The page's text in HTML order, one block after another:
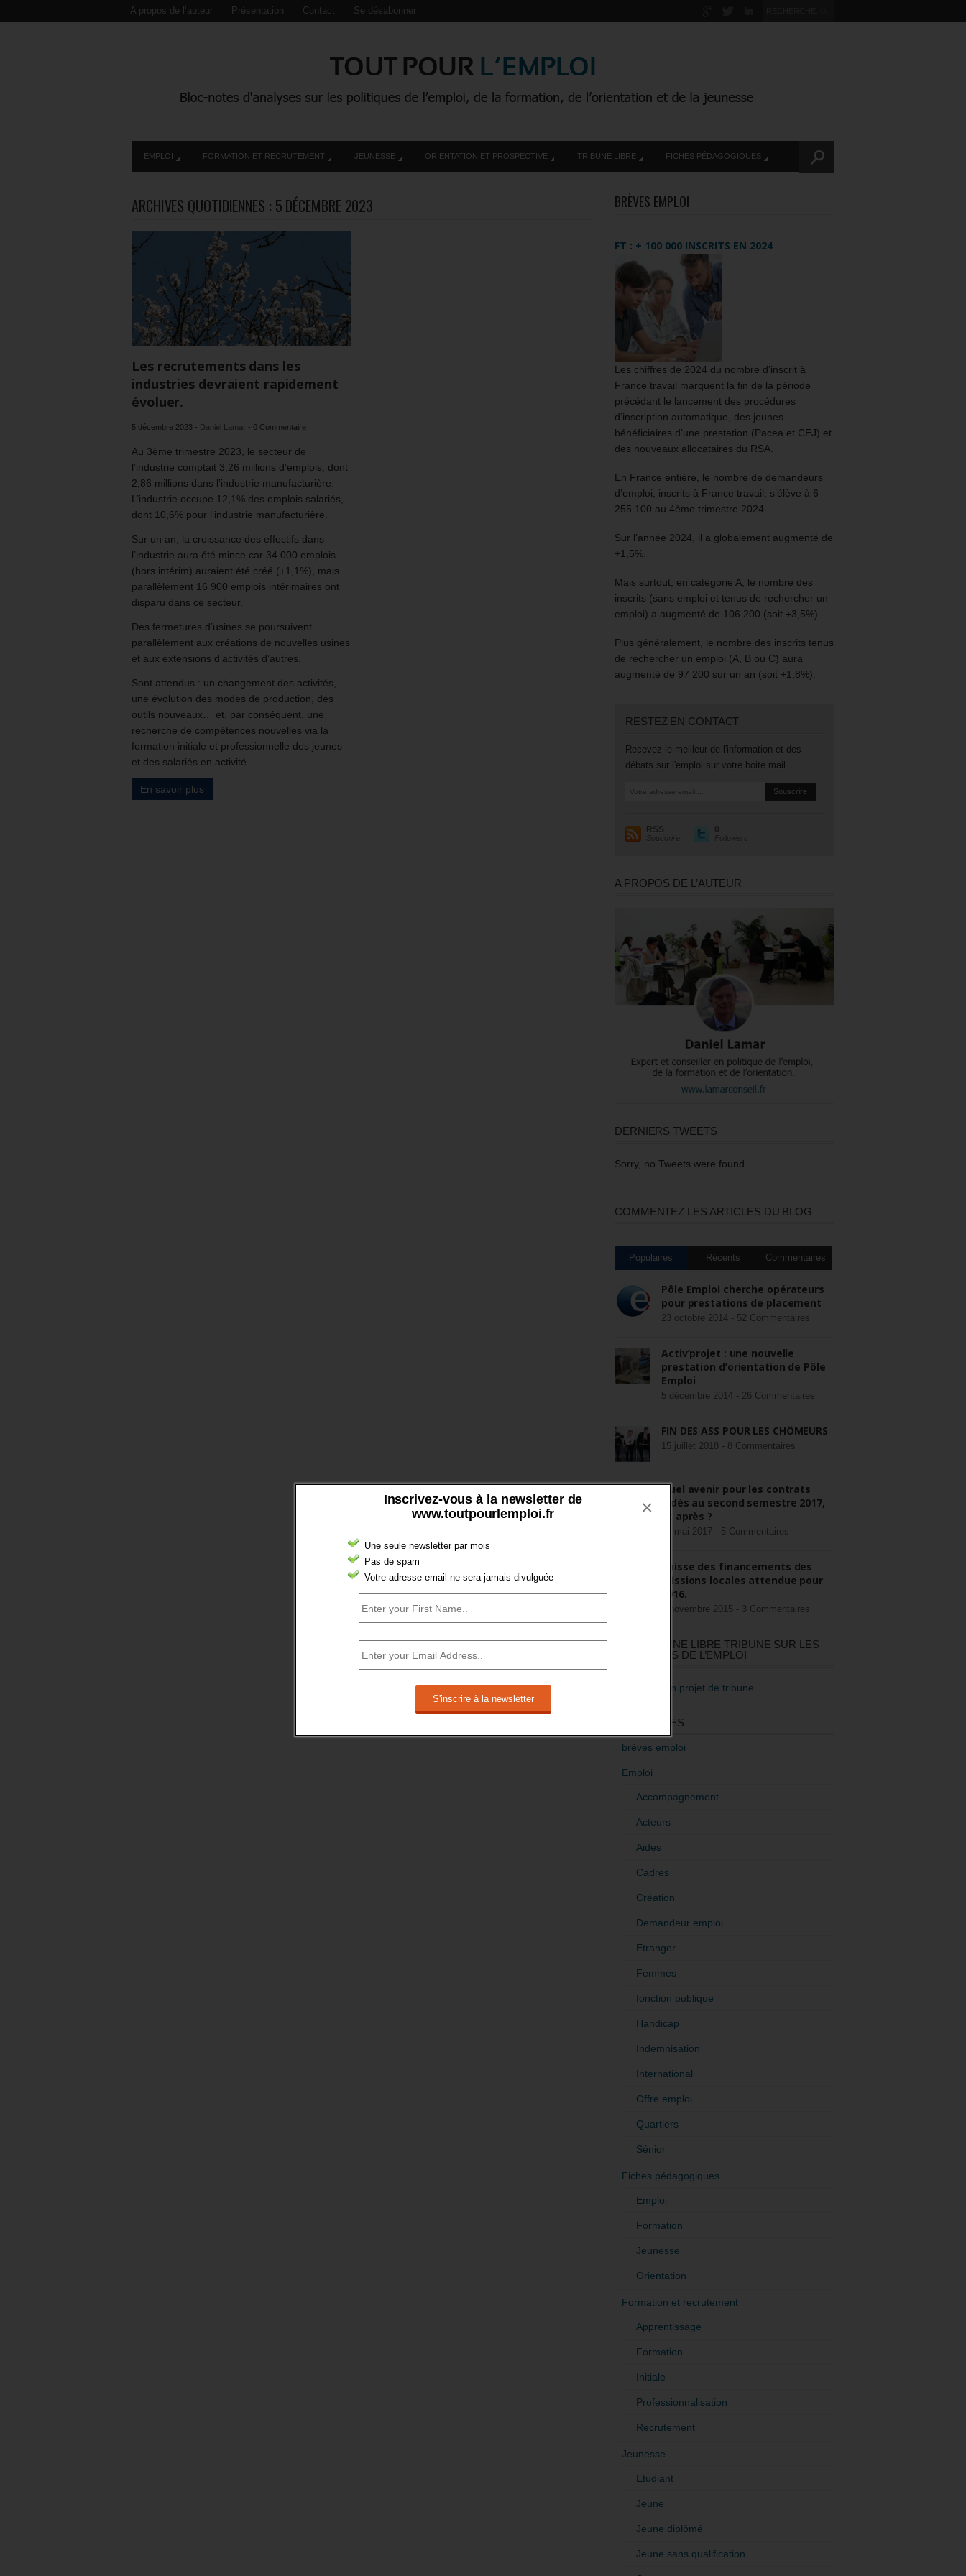
Inscrivez-vous à la newsletter de
www.toutpourlemploi.fr
Une seule newsletter par mois
Pas de spam
Votre adresse email ne sera jamais divulguée
×
A propos de l’auteur Présentation Contact Se désabonner
EMPLOI FORMATION ET RECRUTEMENT JEUNESSE ORIENTATION ET PROSPECTIVE TRIBUNE LIBRE FICHES PÉDAGOGIQUES
ARCHIVES QUOTIDIENNES : 5 DÉCEMBRE 2023
Les recrutements dans les
industries devraient rapidement
évoluer.
5 décembre 2023 - Daniel Lamar - 0 Commentaire
Au 3ème trimestre 2023, le secteur de
l’industrie comptait 3,26 millions d’emplois, dont
2,86 millions dans l’industrie manufacturière.
L’industrie occupe 12,1% des emplois salariés,
dont 10,6% pour l’industrie manufacturière.
Sur un an, la croissance des effectifs dans
l’industrie aura été mince car 34 000 emplois
(hors intérim) auraient été créé (+1,1%), mais
parallèlement 16 900 emplois intérimaires ont
disparu dans ce secteur.
Des fermetures d’usines se poursuivent
parallèlement aux créations de nouvelles usines
et aux extensions d’activités d’autres.
Sont attendus : un changement des activités,
une évolution des modes de production, des
outils nouveaux… et, par conséquent, une
recherche de compétences nouvelles via la
formation initiale et professionnelle des jeunes
et des salariés en activité.
En savoir plus
BRÈVES EMPLOI
FT : + 100 000 INSCRITS EN 2024
Les chiffres de 2024 du nombre d’inscrit à
France travail marquent la fin de la période
précédant le lancement des procédures
d’inscription automatique, des jeunes
bénéficiaires d’une prestation (Pacea et CEJ) et
des nouveaux allocataires du RSA.
En France entière, le nombre de demandeurs
d’emploi, inscrits à France travail, s’élève à 6
255 100 au 4ème trimestre 2024.
Sur l’année 2024, il a globalement augmenté de
+1,5%.
Mais surtout, en catégorie A, le nombre des
inscrits (sans emploi et tenus de rechercher un
emploi) a augmenté de 106 200 (soit +3,5%).
Plus généralement, le nombre des inscrits tenus
de rechercher un emploi (A, B ou C) aura
augmenté de 97 200 sur un an (soit +1,8%).
RESTEZ EN CONTACT
Recevez le meilleur de l'information et des
débats sur l'emploi sur votre boite mail.
RSS
Souscrire
0
Followers
A PROPOS DE L’AUTEUR
DERNIERS TWEETS
Sorry, no Tweets were found.
COMMENTEZ LES ARTICLES DU BLOG
Populaires Récents Commentaires
Pôle Emploi cherche opérateurs
pour prestations de placement
23 octobre 2014 - 52 Commentaires
Activ’projet : une nouvelle
prestation d’orientation de Pôle
Emploi
5 décembre 2014 - 26 Commentaires
FIN DES ASS POUR LES CHÔMEURS
15 juillet 2018 - 8 Commentaires
Quel avenir pour les contrats
aidés au second semestre 2017,
et après ?
22 mai 2017 - 5 Commentaires
Baisse des financements des
missions locales attendue pour
2016.
3 novembre 2015 - 3 Commentaires
RÉDIGEZ UNE LIBRE TRIBUNE SUR LES
POLITIQUES DE L’EMPLOI
>Décrire mon projet de tribune
CATÉGORIES
brèves emploi
Emploi
Accompagnement
Acteurs
Aides
Cadres
Création
Demandeur emploi
Etranger
Femmes
fonction publique
Handicap
Indemnisation
International
Offre emploi
Quartiers
Sénior
Fiches pédagogiques
Emploi
Formation
Jeunesse
Orientation
Formation et recrutement
Apprentissage
Formation
Initiale
Professionnalisation
Recrutement
Jeunesse
Etudiant
Jeune
Jeune diplômé
Jeune sans qualification